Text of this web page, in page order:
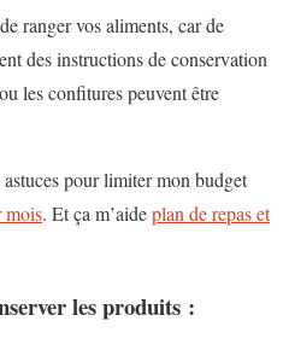
ranger vos aliments, car de
des instructions de conservation
les confitures peuvent être
pour limiter mon budget
mois. Et ça m’aideplan de repas et
les produits :